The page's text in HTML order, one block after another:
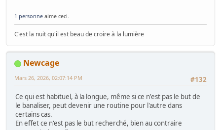
1 personne aime ceci.
C'est la nuit qu'il est beau de croire à la lumière
Newcage
#132
Mars 26, 2026, 02:07:14 PM
Ce qui est habituel, à la longue, même si ce n'est pas le but de
le banaliser, peut devenir une routine pour l'autre dans
certains cas.
En effet ce n'est pas le but recherché, bien au contraire